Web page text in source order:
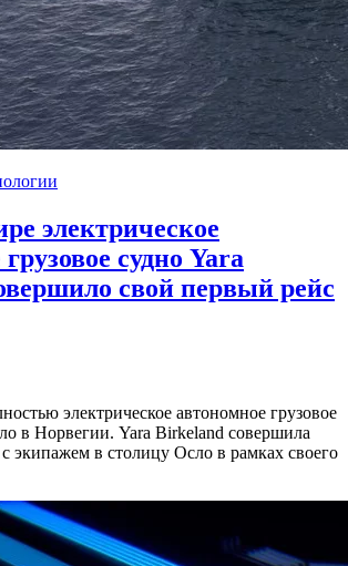
электрическое
судно Yara
свой первый рейс
электрическое автономное грузовое
в Норвегии. Yara Birkeland совершила
экипажем в столицу Осло в рамках своего